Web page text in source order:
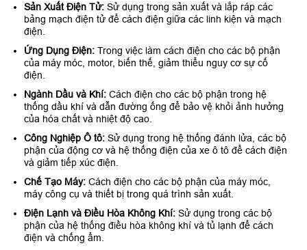
Sản Xuất Điện Tử: Sử dụng trong sản xuất và lắp ráp các
bảng mạch điện tử để cách điện giữa các linh kiện và mạch
điện.
Ứng Dụng Điện: Trong việc làm cách điện cho các bộ phận
của máy móc, motor, biến thế, giảm thiểu nguy cơ sự cố
điện.
Ngành Dầu và Khí: Cách điện cho các bộ phận trong hệ
thống dầu khí và dẫn đường ống để bảo vệ khỏi ảnh hưởng
của hóa chất và nhiệt độ cao.
Công Nghiệp Ô tô: Sử dụng trong hệ thống đánh lửa, các bộ
phận của động cơ và hệ thống điện của xe ô tô để cách điện
và giảm tiếp xúc điện.
Chế Tạo Máy: Cách điện cho các bộ phận của máy móc,
máy công cụ và thiết bị trong quá trình sản xuất.
Điện Lạnh và Điều Hòa Không Khí: Sử dụng trong các bộ
phận của hệ thống điều hòa không khí và tủ lạnh để cách
điện và chống ẩm.